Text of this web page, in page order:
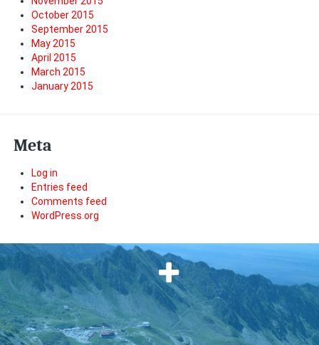
October 2015
September 2015
May 2015
April 2015
March 2015
January 2015
Meta
Log in
Entries feed
Comments feed
WordPress.org